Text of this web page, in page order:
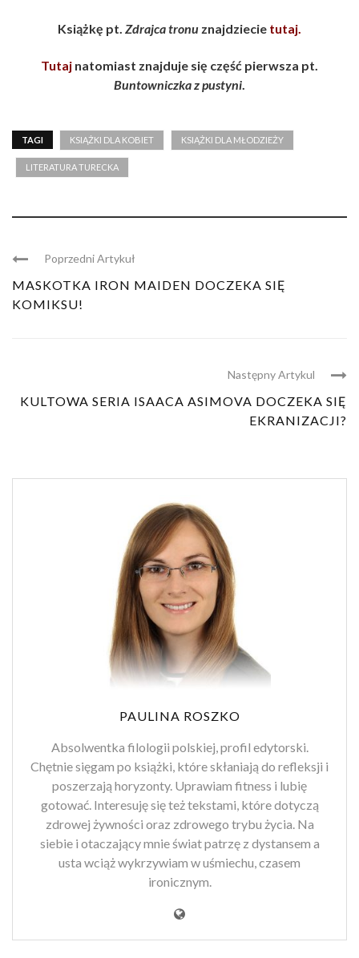
Książkę pt. Zdrajca tronu znajdziecie tutaj.
Tutaj natomiast znajduje się część pierwsza pt.
Buntowniczka z pustyni
TAGI KSIĄŻKI DLA KOBIET KSIĄŻKI DLA MŁODZIEŻY
LITERATURA TURECKA
Poprzedni Artykuł
MASKOTKA IRON MAIDEN DOCZEKA SIĘ
KOMIKSU!
Następny Artykul
KULTOWA SERIA ISAACA ASIMOVA DOCZEKA SIĘ
EKRANIZACJI?
PAULINA ROSZKO
Absolwentka filologii polskiej, profil edytorski.
Chętnie sięgam po książki, które skłaniają do refleksji i
poszerzają horyzonty. Uprawiam fitness i lubię
gotować. Interesuję się też tekstami, które dotyczą
zdrowej żywności oraz zdrowego trybu życia. Na
siebie i otaczający mnie świat patrzę z dystansem a
usta wciąż wykrzywiam w uśmiechu, czasem
ironicznym.